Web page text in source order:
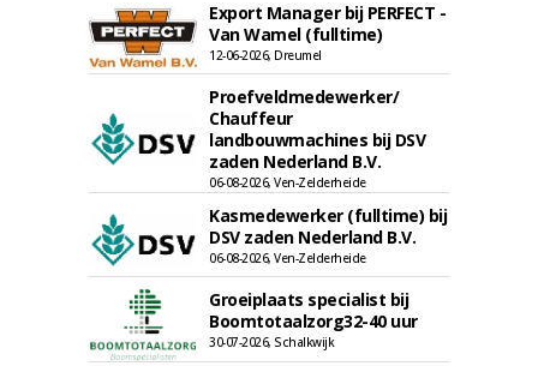
Export Manager bij PERFECT -
Van Wamel (fulltime)
12-06-2026, Dreumel
Proefveldmedewerker/
Chauffeur
landbouwmachines bij DSV
zaden Nederland B.V.
06-08-2026, Ven-Zelderheide
Kasmedewerker (fulltime) bij
DSV zaden Nederland B.V.
06-08-2026, Ven-Zelderheide
Groeiplaats specialist bij
Boomtotaalzorg32-40 uur
30-07-2026, Schalkwijk